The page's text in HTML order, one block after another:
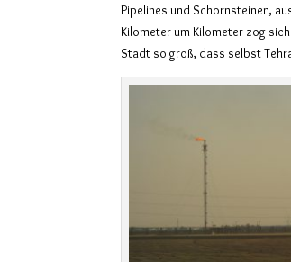
Pipelines und Schornsteinen,
Kilometer um Kilometer zog
Stadt so groß, dass selbst